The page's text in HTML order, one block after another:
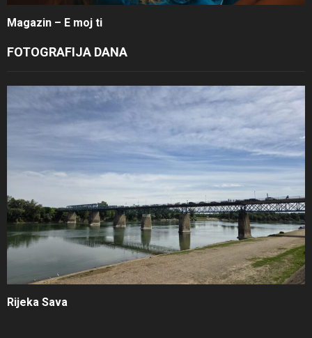
Magazin – E moj ti
FOTOGRAFIJA DANA
Rijeka Sava